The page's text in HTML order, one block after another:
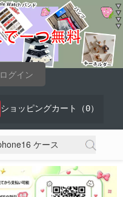
ログイン
ショッピングカート（ 0）